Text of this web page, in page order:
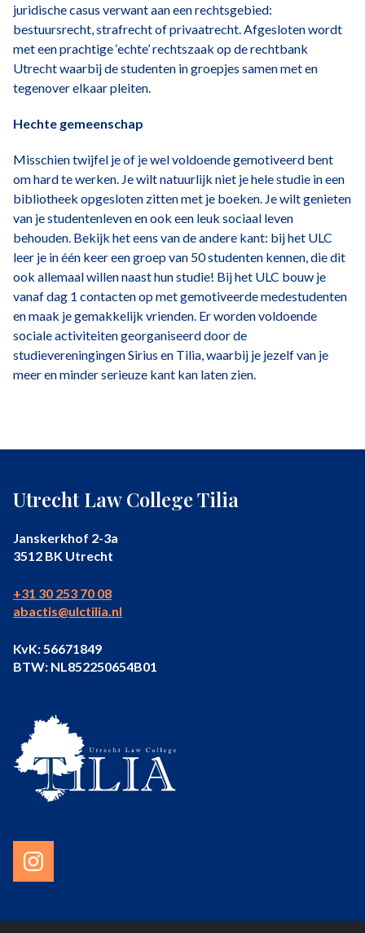
juridische casus verwant aan een rechtsgebied:
bestuursrecht, strafrecht of privaatrecht. Afgesloten wordt
met een prachtige ‘echte’ rechtszaak op de rechtbank
Utrecht waarbij de studenten in groepjes samen met en
tegenover elkaar pleiten.
Hechte gemeenschap
Misschien twijfel je of je wel voldoende gemotiveerd bent
om hard te werken. Je wilt natuurlijk niet je hele studie in een
bibliotheek opgesloten zitten met je boeken. Je wilt genieten
van je studentenleven en ook een leuk sociaal leven
behouden. Bekijk het eens van de andere kant: bij het ULC
leer je in één keer een groep van 50 studenten kennen, die dit
ook allemaal willen naast hun studie! Bij het ULC bouw je
vanaf dag 1 contacten op met gemotiveerde medestudenten
en maak je gemakkelijk vrienden. Er worden voldoende
sociale activiteiten georganiseerd door de
studievereningingen Sirius en Tilia, waarbij je jezelf van je
meer en minder serieuze kant kan laten zien.
Utrecht Law College Tilia
Janskerkhof 2-3a
3512 BK Utrecht
+31 30 253 70 08
abactis@ulctilia.nl
KvK: 56671849
BTW: NL852250654B01